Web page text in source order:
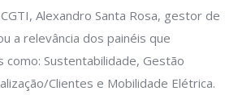
Alexandro Santa Rosa, gestor de
a relevância dos painéis que
como: Sustentabilidade, Gestão
Clientes e Mobilidade Elétrica.